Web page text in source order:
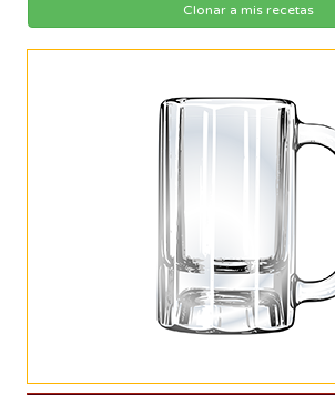
Clonar a mis recetas